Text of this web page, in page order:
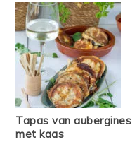
Tapas van aubergines
met kaas